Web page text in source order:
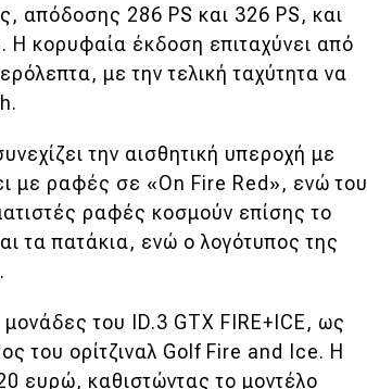
απόδοσης 286 PS και 326 PS, και
Η κορυφαία έκδοση επιταχύνει από
με την τελική ταχύτητα να
την αισθητική υπεροχή με
με ραφές σε «On Fire Red», ενώ του
ραφές κοσμούν επίσης το
τα πατάκια, ενώ ο λογότυπος της
του ID.3 GTX FIRE+ICE, ως
του ορίτζιναλ Golf Fire and Ice. Η
ευρώ, καθιστώντας το μοντέλο